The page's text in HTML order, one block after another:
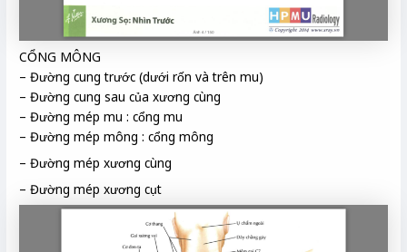
CỔNG MÔNG
– Đường cung trước (dưới rốn và trên mu)
– Đường cung sau của xương cùng
– Đường mép mu : cổng mu
– Đường mép mông : cổng mông
– Đường mép xương cùng
– Đường mép xương cụt